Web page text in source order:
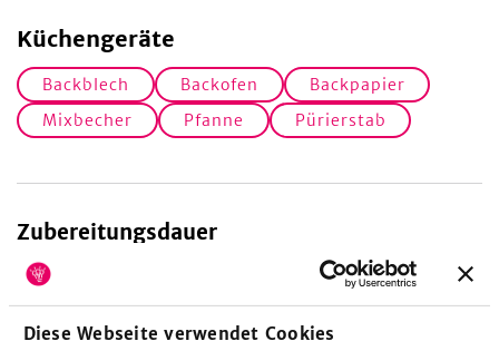
Diese Webseite verwendet Cookies
Küchengeräte
Backblech Backofen
Backpapier
Mixbecher
Pfanne Pürierstab
Zubereitungsdauer
40 Minuten